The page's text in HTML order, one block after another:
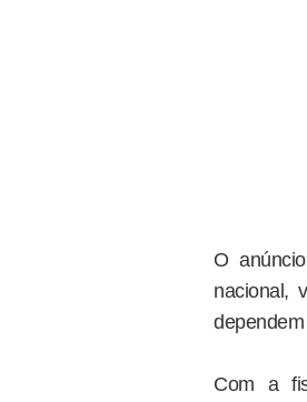
O
nacional,
Com a